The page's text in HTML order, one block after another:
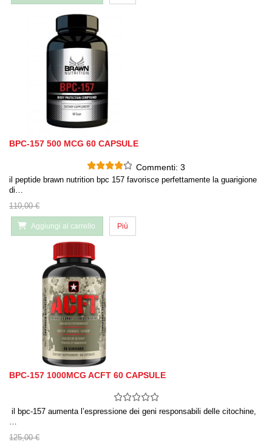
BPC-157 500 MCG 60 CAPSULE
Commenti: 3
il peptide brawn nutrition bpc 157 favorisce perfettamente la guarigione
di…
110,00 €
Aggiungi al carrello Più
BPC-157 1000MCG ACFT 60 CAPSULE
il bpc-157 aumenta l’espressione dei geni responsabili delle citochine,
…
125,00 €